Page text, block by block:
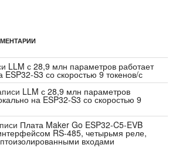
LLM с 28,9 млн параметров работает
ESP32-S3 со скоростью 9 токенов/с
LLM с 28,9 млн параметров
на ESP32-S3 со скоростью 9
Плата Maker Go ESP32-C5-EVB
RS-485, четырьмя реле,
входами